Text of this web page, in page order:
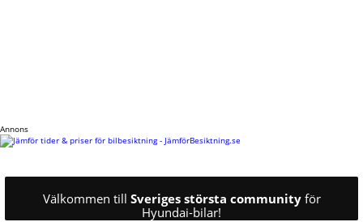
Annons
Välkommen till Sveriges största communityför
Hyundai-bilar!